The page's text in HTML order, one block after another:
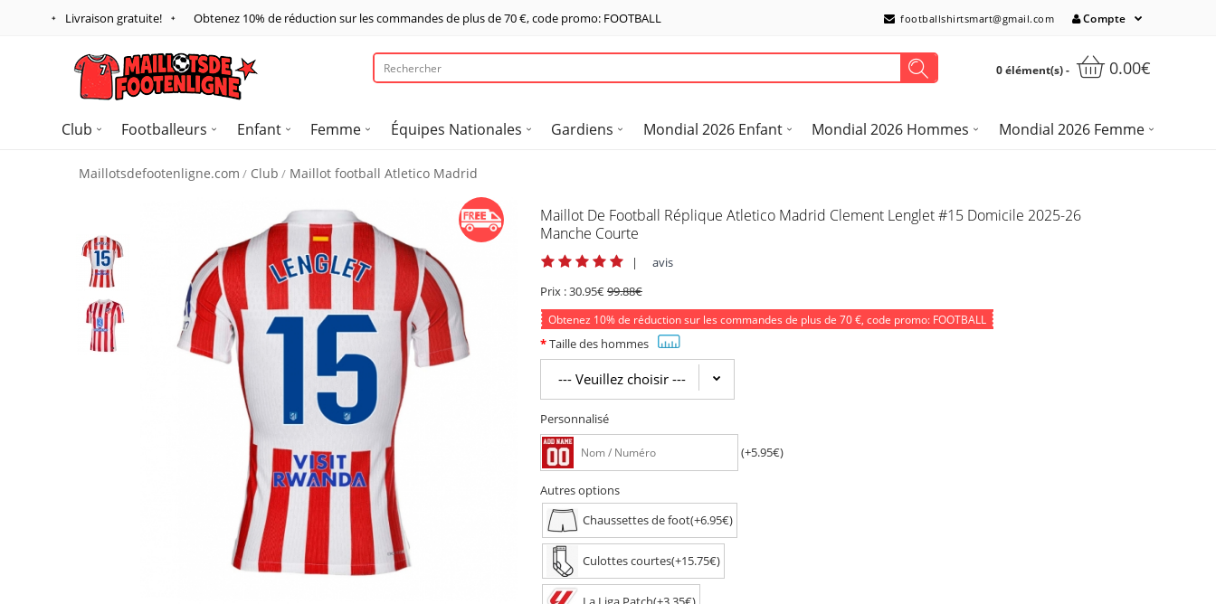
Livraison gratuite! Obtenez 10% de réduction sur les commandes de plus de70 €, code promo: FOOTBALL footballshirtsmart@gmail.com Compte
0 élément(s) - 0.00€
Club Footballeurs Enfant Femme Équipes Nationales Gardiens Mondial 2026 Enfant Mondial 2026 Hommes Mondial 2026 Femme
Maillotsdefootenligne.com Club Maillot football Atletico Madrid
Maillot De Football Réplique Atletico Madrid Clement Lenglet #15 Domicile 2025-26
Manche Courte
|
avis
Prix :30.95€99.88€
Obtenez 10%de réduction sur les commandes de plus de 70 €, code promo: FOOTBALL
Taille des hommes
Personnalisé
(+5.95€)
Autres options
Chaussettes de foot(+6.95€)
Culottes courtes(+15.75€)